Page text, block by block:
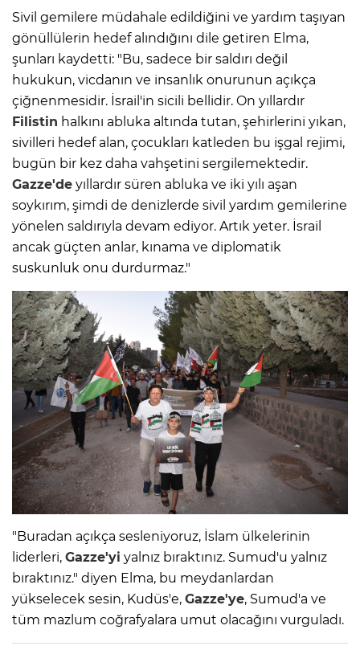
Sivil gemilere müdahale edildiğini ve yardım taşıyan
gönüllülerin hedef alındığını dile getiren Elma,
şunları kaydetti: "Bu, sadece bir saldırı değil
hukukun, vicdanın ve insanlık onurunun açıkça
çiğnenmesidir. İsrail'in sicili bellidir. On yıllardır
Filistin halkını abluka altında tutan, şehirlerini yıkan,
sivilleri hedef alan, çocukları katleden bu işgal rejimi,
bugün bir kez daha vahşetini sergilemektedir.
Gazze'de yıllardır süren abluka ve iki yılı aşan
soykırım, şimdi de denizlerde sivil yardım gemilerine
yönelen saldırıyla devam ediyor. Artık yeter. İsrail
ancak güçten anlar, kınama ve diplomatik
suskunluk onu durdurmaz."
"Buradan açıkça sesleniyoruz, İslam ülkelerinin
liderleri, Gazze'yi yalnız bıraktınız. Sumud'u yalnız
bıraktınız." diyen Elma, bu meydanlardan
yükselecek sesin, Kudüs'e, Gazze'ye, Sumud'a ve
tüm mazlum coğrafyalara umut olacağını vurguladı.